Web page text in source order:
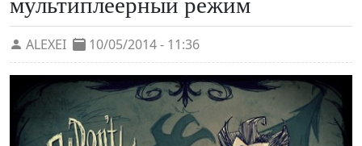
ALEXEI 10/05/2014 - 11:36